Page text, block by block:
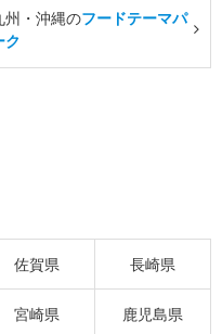
州・沖縄のフードテーマパ
ク
佐賀県 長崎県
宮崎県 鹿児島県